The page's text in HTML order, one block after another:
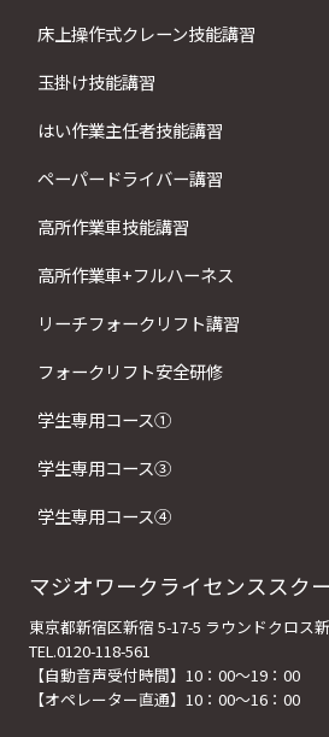
床上操作式クレーン技能講習
玉掛け技能講習
はい作業主任者技能講習
ペーパードライバー講習
高所作業車技能講習
高所作業車+フルハーネス
リーチフォークリフト講習
フォークリフト安全研修
学生専用コース①
学生専用コース③
学生専用コース④
マジオワークライセンススク
東京都新宿区新宿 5-17-5 ラウンドクロス
TEL.0120-118-561
【自動音声受付時間】10：00～19：00
【オペレーター直通】10：00～16：00